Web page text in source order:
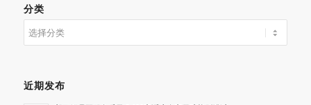
分类
类
近期发布